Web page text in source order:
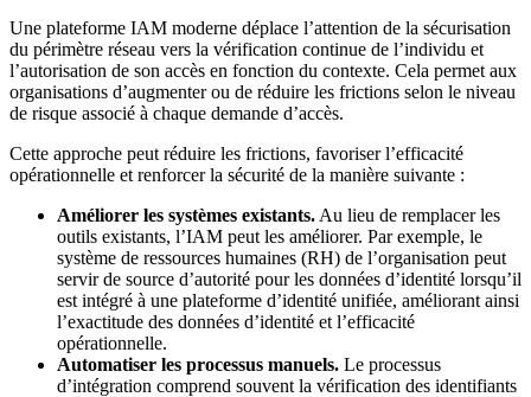
Une plateforme IAM moderne déplace l’attention de la sécurisation
du périmètre réseau vers la vérification continue de l’individu et
l’autorisation de son accès en fonction du contexte. Cela permet aux
organisations d’augmenter ou de réduire les frictions selon le niveau
de risque associé à chaque demande d’accès.
Cette approche peut réduire les frictions, favoriser l’efficacité
opérationnelle et renforcer la sécurité de la manière suivante :
Améliorer les systèmes existants. Au lieu de remplacer les
outils existants, l’IAM peut les améliorer. Par exemple, le
système de ressources humaines (RH) de l’organisation peut
servir de source d’autorité pour les données d’identité lorsqu’il
est intégré à une plateforme d’identité unifiée, améliorant ainsi
l’exactitude des données d’identité et l’efficacité
opérationnelle.
Automatiser les processus manuels. Le processus
d’intégration comprend souvent la vérification des identifiants